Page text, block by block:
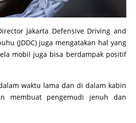
Jakarta Defensive Driving and
(JDDC) juga mengatakan hal yang
mobil juga bisa berdampak positif
waktu lama dan di dalam kabin
membuat pengemudi jenuh dan